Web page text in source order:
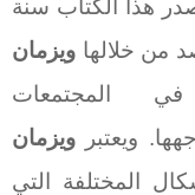
هذا الكتاب سنة
ويزمان
المجتمعات
ويعتبر ويزمان
المختلفة التي